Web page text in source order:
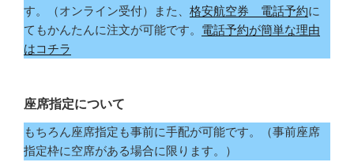
す。（オンライン受付）また、 格安航空券 電話予約に
てもかんたんに注文が可能です。 電話予約が簡単な理由
はコチラ
座席指定について
もちろん座席指定も事前に手配が可能です。（事前座席
指定枠に空席がある場合に限ります。）